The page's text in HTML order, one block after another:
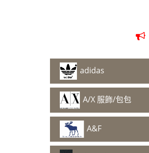
adidas
A/X 服飾/包包
A&F